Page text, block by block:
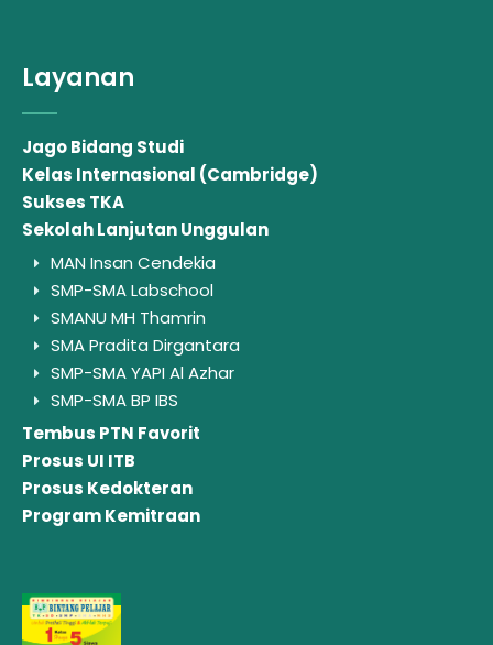
Layanan
Jago Bidang Studi
Kelas Internasional (Cambridge)
Sukses TKA
Sekolah Lanjutan Unggulan
MAN Insan Cendekia
SMP-SMA Labschool
SMANU MH Thamrin
SMA Pradita Dirgantara
SMP-SMA YAPI Al Azhar
SMP-SMA BP IBS
Tembus PTN Favorit
Prosus UI ITB
Prosus Kedokteran
Program Kemitraan